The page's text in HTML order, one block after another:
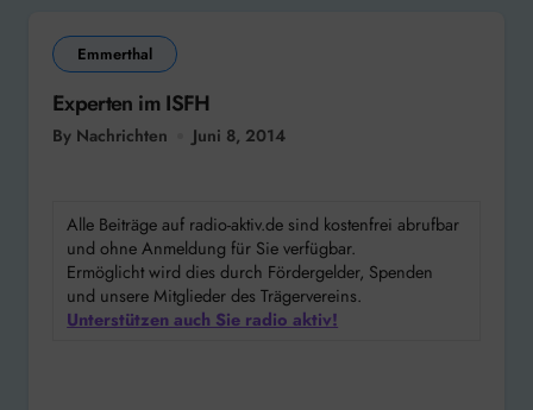
Emmerthal
Experten im ISFH
By Nachrichten Juni 8, 2014
Alle Beiträge auf radio-aktiv.de sind kostenfrei abrufbar
und ohne Anmeldung für Sie verfügbar.
Ermöglicht wird dies durch Fördergelder, Spenden
und unsere Mitglieder des Trägervereins.
Unterstützen auch Sie radio aktiv!